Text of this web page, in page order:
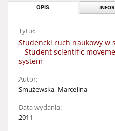
OPIS
Tytuł:
Studencki ruch naukowy w
= Student scientific
system
Autor:
Smużewska, Marcelina
Data wydania:
2011